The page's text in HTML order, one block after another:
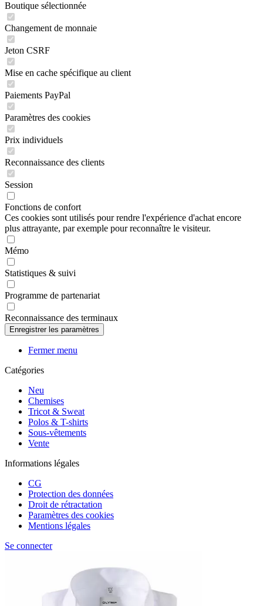
Boutique sélectionnée
Changement de monnaie
Jeton CSRF
Mise en cache spécifique au client
Paiements PayPal
Paramètres des cookies
Prix individuels
Reconnaissance des clients
Session
Fonctions de confort
Ces cookies sont utilisés pour rendre l'expérience d'achat encore
plus attrayante, par exemple pour reconnaître le visiteur.
Mémo
Statistiques & suivi
Programme de partenariat
Reconnaissance des terminaux
Fermer menu
Catégories
Neu
Chemises
Tricot & Sweat
Polos & T-shirts
Sous-vêtements
Vente
Informations légales
CG
Protection des données
Droit de rétractation
Paramètres des cookies
Mentions légales
Se connecter